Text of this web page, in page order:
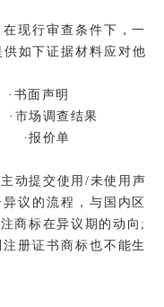
现行审查条件下，一
如下证据材料应对他
声明
调查结果
价单
动提交使用/未使用声
议的流程，与国内区
商标在异议期的动向;
册证书商标也不能生